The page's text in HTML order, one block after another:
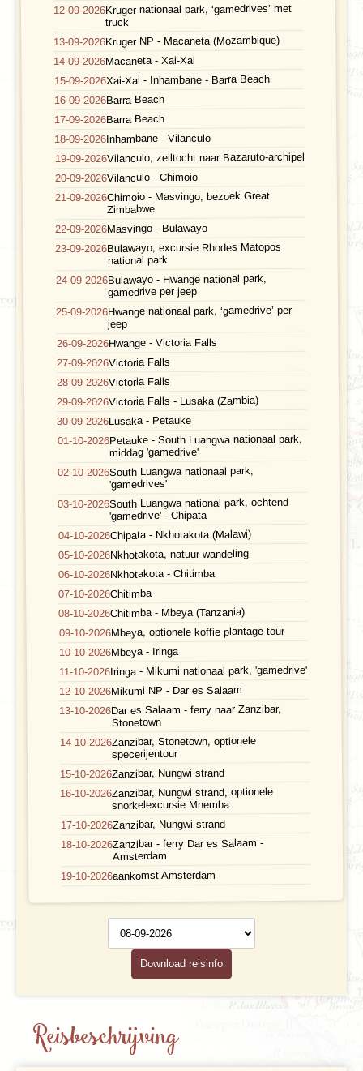
12-09-2026Kruger nationaal park, ‘gamedrives’ met
truck
13-09-2026Kruger NP - Macaneta (Mozambique)
14-09-2026Macaneta - Xai-Xai
15-09-2026Xai-Xai - Inhambane - Barra Beach
16-09-2026Barra Beach
17-09-2026Barra Beach
18-09-2026Inhambane - Vilanculo
19-09-2026Vilanculo, zeiltocht naar Bazaruto-archipel
20-09-2026Vilanculo - Chimoio
21-09-2026Chimoio - Masvingo, bezoek Great
Zimbabwe
22-09-2026Masvingo - Bulawayo
23-09-2026Bulawayo, excursie Rhodes Matopos
national park
24-09-2026Bulawayo - Hwange national park,
gamedrive per jeep
25-09-2026Hwange nationaal park, ‘gamedrive’ per
jeep
26-09-2026Hwange - Victoria Falls
27-09-2026Victoria Falls
28-09-2026Victoria Falls
29-09-2026Victoria Falls - Lusaka (Zambia)
30-09-2026Lusaka - Petauke
01-10-2026Petauke - South Luangwa nationaal park,
middag 'gamedrive'
02-10-2026South Luangwa nationaal park,
'gamedrives'
03-10-2026South Luangwa national park, ochtend
'gamedrive' - Chipata
04-10-2026Chipata - Nkhotakota (Malawi)
05-10-2026Nkhotakota, natuur wandeling
06-10-2026Nkhotakota - Chitimba
07-10-2026Chitimba
08-10-2026Chitimba - Mbeya (Tanzania)
09-10-2026Mbeya, optionele koffie plantage tour
10-10-2026Mbeya - Iringa
11-10-2026Iringa - Mikumi nationaal park, 'gamedrive'
12-10-2026Mikumi NP - Dar es Salaam
13-10-2026Dar es Salaam - ferry naar Zanzibar,
Stonetown
14-10-2026Zanzibar, Stonetown, optionele
specerijentour
15-10-2026Zanzibar, Nungwi strand
16-10-2026Zanzibar, Nungwi strand, optionele
snorkelexcursie Mnemba
17-10-2026Zanzibar, Nungwi strand
18-10-2026Zanzibar - ferry Dar es Salaam -
Amsterdam
19-10-2026aankomst Amsterdam
op datum
Download reisinfo
Reisbeschrijving